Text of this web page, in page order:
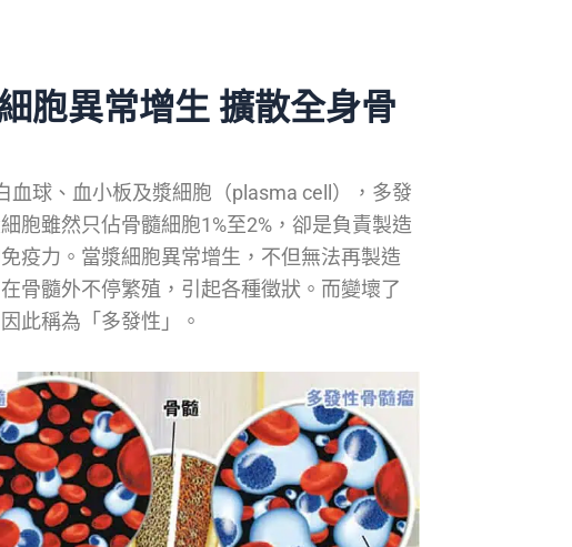
胞異常增生 擴散全身骨
球、血小板及漿細胞（plasma cell），多發
胞雖然只佔骨髓細胞1%至2%，卻是負責製造
疫力。當漿細胞異常增生，不但無法再製造
骨髓外不停繁殖，引起各種徵狀。而變壞了
此稱為「多發性」。